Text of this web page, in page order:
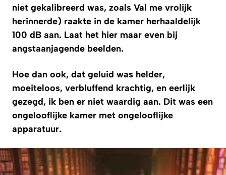
niet gekalibreerd was, zoals Val me vrolijk
herinnerde) raakte in de kamer herhaaldelijk
100 dB aan. Laat het hier maar even bij
angstaanjagende beelden.
Hoe dan ook, dat geluid was helder,
moeiteloos, verbluffend krachtig, en eerlijk
gezegd, ik ben er niet waardig aan. Dit was een
ongelooflijke kamer met ongelooflijke
apparatuur.